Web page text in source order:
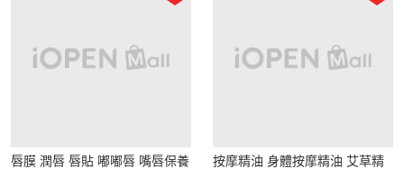
唇膜 潤唇 唇貼 嘟嘟唇 嘴唇保養
按摩精油 身體按摩精油 艾草精